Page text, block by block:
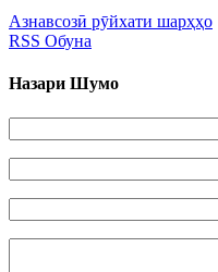
Азнавсозӣ рӯйхати шарҳҳо
RSS Обуна
Назари Шумо